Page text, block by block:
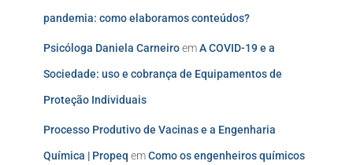
pandemia: como elaboramos conteúdos?
Psicóloga Daniela CarneiroemA COVID-19 e a
Sociedade: uso e cobrança de Equipamentos de
Proteção Individuais
Processo Produtivo de Vacinas e a Engenharia
Química | Propeq emComo os engenheiros químicos